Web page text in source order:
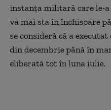
instanța militară care le-
va mai sta în închisoare
se consideră că a
din decembrie până în
eliberată tot în luna iulie.